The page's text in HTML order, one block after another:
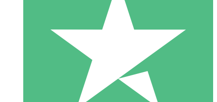
Paquetes de Créditos Individuales
Paga según el uso con créditos de descarga. Sin compromiso
10 00